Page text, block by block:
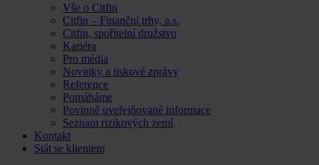
Vše o Citfin
Citfin – Finanční trhy, a.s.
Citfin, spořitelní družstvo
Kariéra
Pro média
Novinky a tiskové zprávy
Reference
Pomáháme
Povinně uveřejňované informace
Seznam rizikových zemí
Kontakt
Stát se klientem